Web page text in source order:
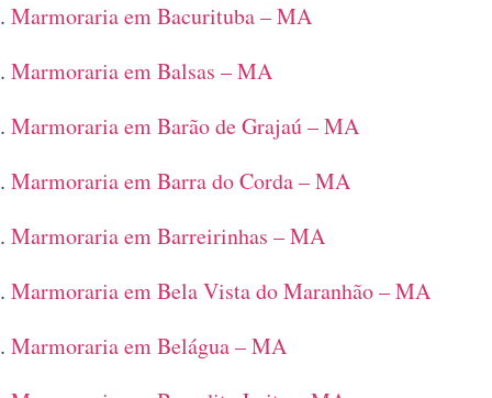
Marmoraria em Bacurituba – MA
Marmoraria em Balsas – MA
Marmoraria em Barão de Grajaú – MA
Marmoraria em Barra do Corda – MA
Marmoraria em Barreirinhas – MA
Marmoraria em Bela Vista do Maranhão – MA
Marmoraria em Belágua – MA